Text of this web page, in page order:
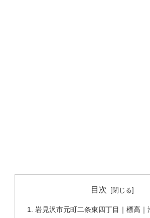
目次
岩見沢市元町二条東四丁目｜標高｜